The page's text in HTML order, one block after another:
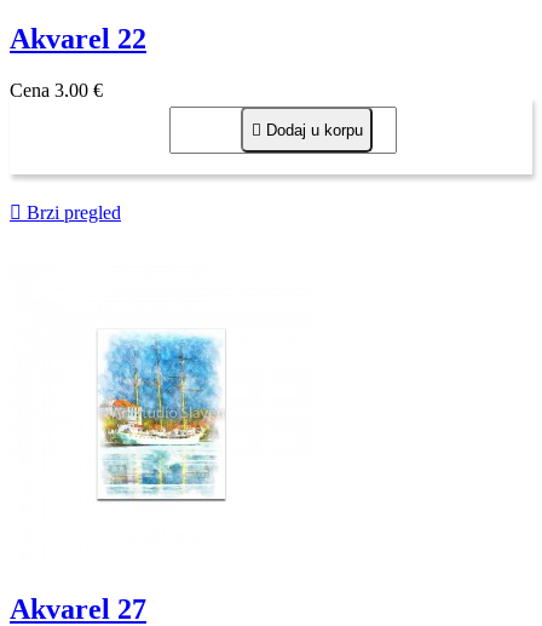
Akvarel 22
Cena 3,00 €
 Dodaj u korpu
 Brzi pregled
Akvarel 27